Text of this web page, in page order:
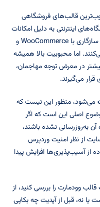
قالب‌های فروشگاهی
اینترنتی به دلیل امکانات
ظاهری، دموهای آماده، تنظیمات گسترده، سازگاری با WooCommerce و
اما محبوبیت بالا همیشه
در معرض توجه مهاجمان،
می‌گیرند.
می‌شود، منظور این نیست که
اصلی این است که اگر
به‌روزرسانی نشده باشند،
از نظر امنیت وردپرس
از آسیب‌پذیری‌ها افزایش پیدا
وودمارت را بررسی کنید، از
نه، قبل از آپدیت چه بکاپی